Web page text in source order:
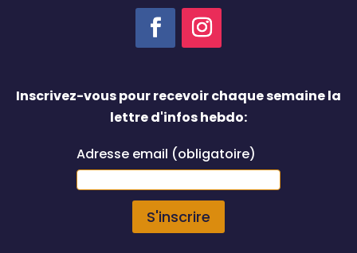
Inscrivez-vous pour recevoir chaque semaine la
lettre d'infos hebdo:
Adresse email (obligatoire)